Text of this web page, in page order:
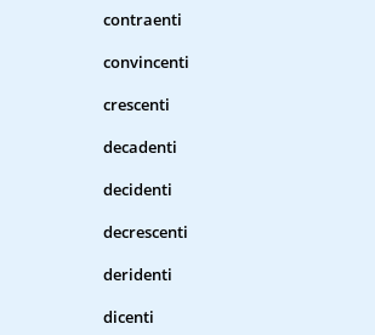
contraenti
convincenti
crescenti
decadenti
decidenti
decrescenti
deridenti
dicenti